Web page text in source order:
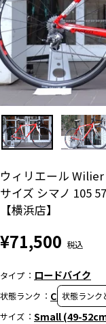
ウィリエール Wilier
サイズ シマノ 105
【横浜店】
通
常
格
¥71,500
タイプ ロードバイク
状態ランク C 状態ランク
サイズ Small (49-